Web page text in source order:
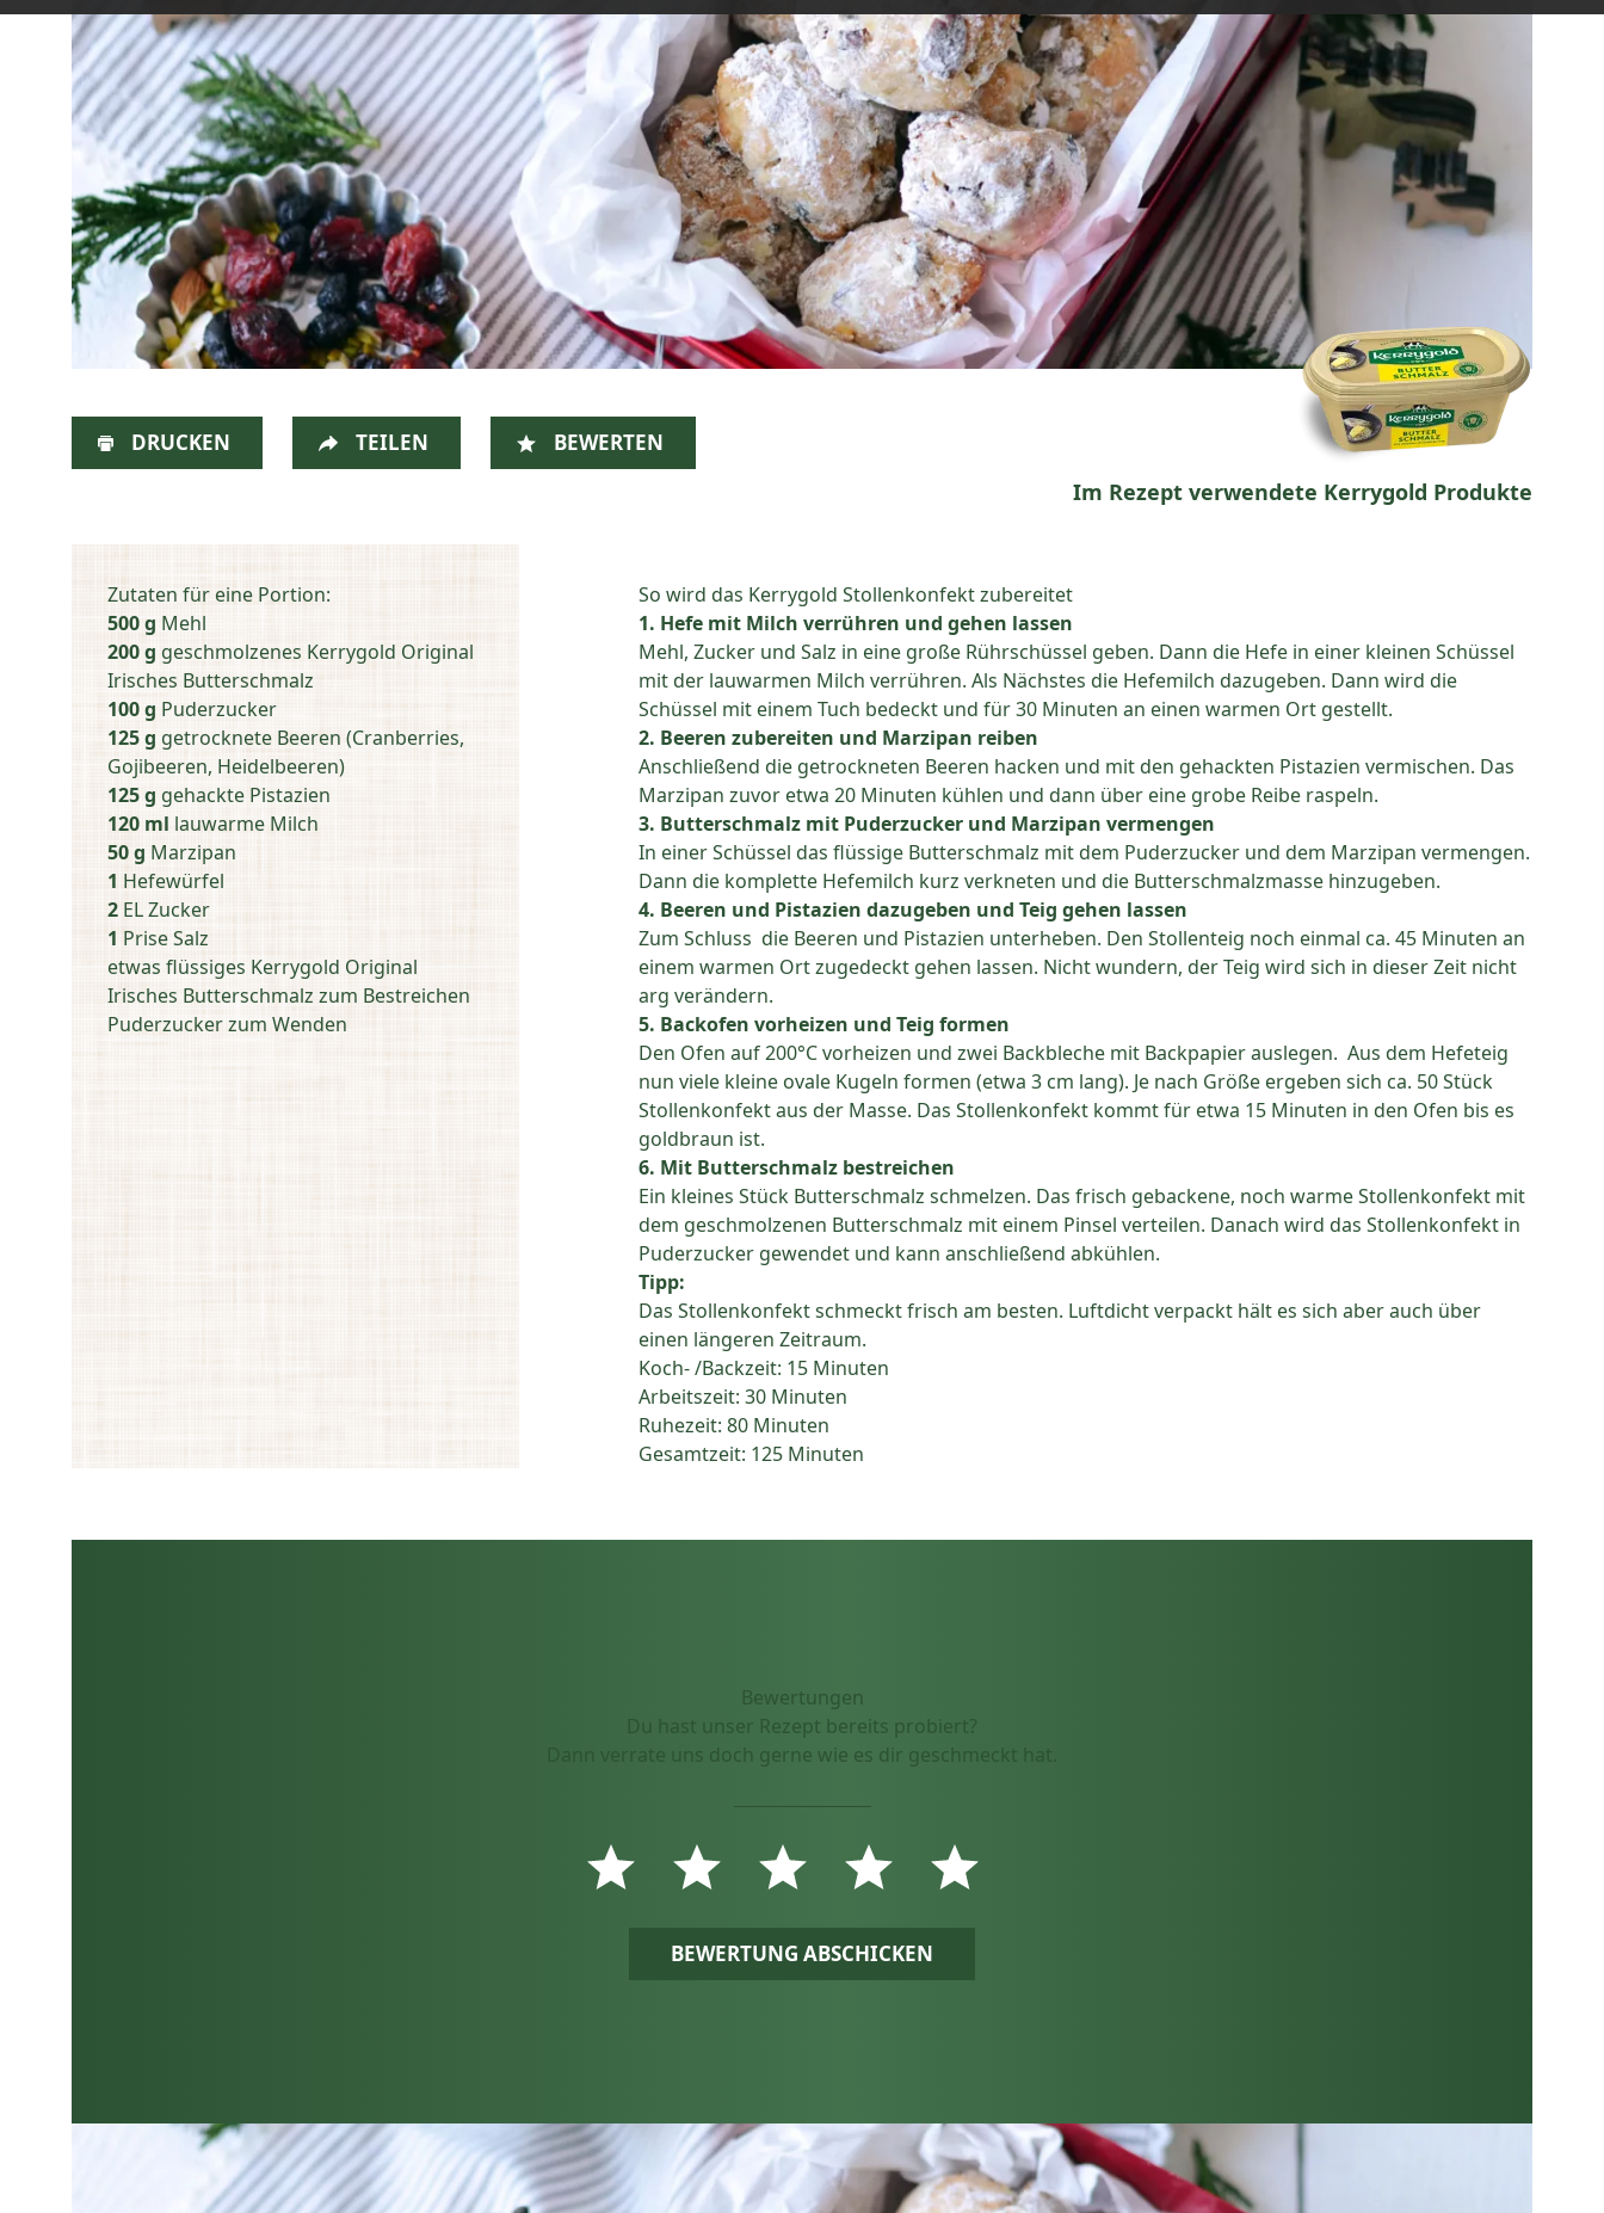
DRUCKEN TEILEN BEWERTEN
Im Rezept verwendete Kerrygold Produkte
Zutaten für eine Portion:
500 g Mehl
200 g geschmolzenes Kerrygold Original
Irisches Butterschmalz
100 g Puderzucker
125 g getrocknete Beeren (Cranberries,
Gojibeeren, Heidelbeeren)
125 g gehackte Pistazien
120 ml lauwarme Milch
50 g Marzipan
1 Hefewürfel
2 EL Zucker
1 Prise Salz
etwas flüssiges Kerrygold Original
Irisches Butterschmalz zum Bestreichen
Puderzucker zum Wenden
So wird das Kerrygold Stollenkonfekt zubereitet
1. Hefe mit Milch verrühren und gehen lassen
Mehl, Zucker und Salz in eine große Rührschüssel geben. Dann die Hefe in einer kleinen Schüssel
mit der lauwarmen Milch verrühren. Als Nächstes die Hefemilch dazugeben. Dann wird die
Schüssel mit einem Tuch bedeckt und für 30 Minuten an einen warmen Ort gestellt.
2. Beeren zubereiten und Marzipan reiben
Anschließend die getrockneten Beeren hacken und mit den gehackten Pistazien vermischen. Das
Marzipan zuvor etwa 20 Minuten kühlen und dann über eine grobe Reibe raspeln.
3. Butterschmalz mit Puderzucker und Marzipan vermengen
In einer Schüssel das flüssige Butterschmalz mit dem Puderzucker und dem Marzipan vermengen.
Dann die komplette Hefemilch kurz verkneten und die Butterschmalzmasse hinzugeben.
4. Beeren und Pistazien dazugeben und Teig gehen lassen
Zum Schluss die Beeren und Pistazien unterheben. Den Stollenteig noch einmal ca. 45 Minuten an
einem warmen Ort zugedeckt gehen lassen. Nicht wundern, der Teig wird sich in dieser Zeit nicht
arg verändern.
5. Backofen vorheizen und Teig formen
Den Ofen auf 200°C vorheizen und zwei Backbleche mit Backpapier auslegen. Aus dem Hefeteig
nun viele kleine ovale Kugeln formen (etwa 3 cm lang). Je nach Größe ergeben sich ca. 50 Stück
Stollenkonfekt aus der Masse. Das Stollenkonfekt kommt für etwa 15 Minuten in den Ofen bis es
goldbraun ist.
6. Mit Butterschmalz bestreichen
Ein kleines Stück Butterschmalz schmelzen. Das frisch gebackene, noch warme Stollenkonfekt mit
dem geschmolzenen Butterschmalz mit einem Pinsel verteilen. Danach wird das Stollenkonfekt in
Puderzucker gewendet und kann anschließend abkühlen.
Tipp:
Das Stollenkonfekt schmeckt frisch am besten. Luftdicht verpackt hält es sich aber auch über
einen längeren Zeitraum.
Koch- /Backzeit: 15 Minuten
Arbeitszeit: 30 Minuten
Ruhezeit: 80 Minuten
Gesamtzeit: 125 Minuten
Bewertungen
Du hast unser Rezept bereits probiert?
Dann verrate uns doch gerne wie es dir geschmeckt hat.
BEWERTUNG ABSCHICKEN